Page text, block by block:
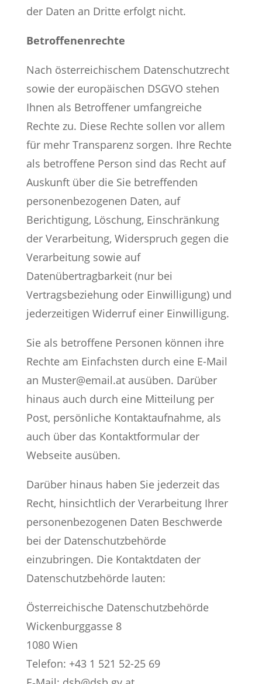
der Daten an Dritte erfolgt nicht.
Betroffenenrechte
Nach österreichischem Datenschutzrecht
sowie der europäischen DSGVO stehen
Ihnen als Betroffener umfangreiche
Rechte zu. Diese Rechte sollen vor allem
für mehr Transparenz sorgen. Ihre Rechte
als betroffene Person sind das Recht auf
Auskunft über die Sie betreffenden
personenbezogenen Daten, auf
Berichtigung, Löschung, Einschränkung
der Verarbeitung, Widerspruch gegen die
Verarbeitung sowie auf
Datenübertragbarkeit (nur bei
Vertragsbeziehung oder Einwilligung) und
jederzeitigen Widerruf einer Einwilligung.
Sie als betroffene Personen können ihre
Rechte am Einfachsten durch eine E-Mail
an Muster@email.atausüben. Darüber
hinaus auch durch eine Mitteilung per
Post, persönliche Kontaktaufnahme, als
auch über das Kontaktformular der
Webseite ausüben.
Darüber hinaus haben Sie jederzeit das
Recht, hinsichtlich der Verarbeitung Ihrer
personenbezogenen Daten Beschwerde
bei der Datenschutzbehörde
einzubringen. Die Kontaktdaten der
Datenschutzbehörde lauten:
Österreichische Datenschutzbehörde
Wickenburggasse 8
1080 Wien
Telefon: +43 1 521 52-25 69